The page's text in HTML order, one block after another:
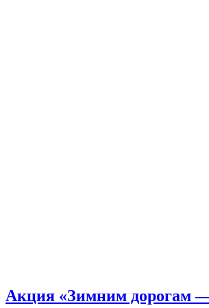
Акция «Зимним дорогам —